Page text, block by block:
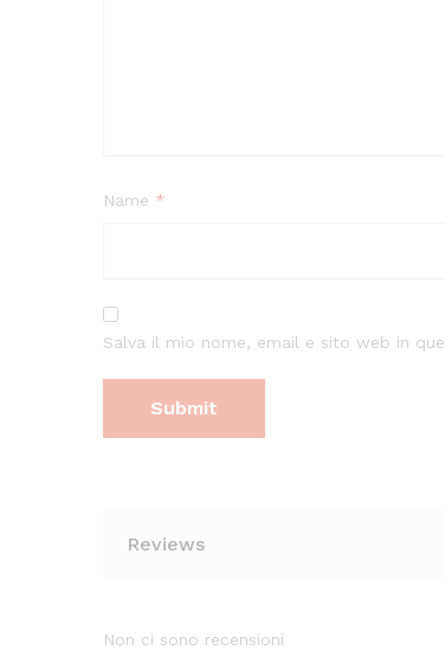
Name *
Salva il mio nome, email e sito web in
Reviews
Non ci sono recensioni